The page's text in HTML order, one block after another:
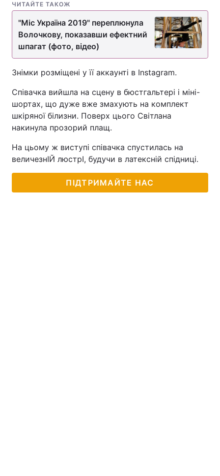
ЧИТАЙТЕ ТАКОЖ
"Міс Україна 2019" переплюнула
Волочкову, показавши ефектний
шпагат (фото, відео)
Знімки розміщені у її аккаунті в Instagram.
Співачка вийшла на сцену в бюстгальтері і міні-
шортах, що дуже вже змахують на комплект
шкіряної білизни. Поверх цього Світлана
накинула прозорий плащ.
На цьому ж виступі співачка спустилась на
величезнІЙ люстрІ, будучи в латексній спідниці.
ПІДТРИМАЙТЕ НАС